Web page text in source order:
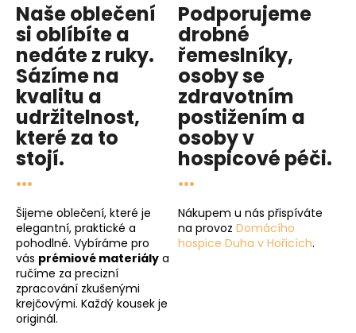
Naše oblečení
si oblíbíte a
nedáte z ruky.
Sázíme na
kvalitu a
udržitelnost,
které za to
stojí.
...
Šijeme oblečení, které je
elegantní, praktické a
pohodlné. Vybíráme pro
vás prémiové materiály a
ručíme za precizní
zpracování zkušenými
krejčovými. Každý kousek je
originál.
Podporujeme
drobné
řemeslníky,
osoby se
zdravotním
postižením a
osoby v
hospicové péči.
...
Nákupem u nás přispíváte
na provoz Domácího
hospice Duha v Hořicích.